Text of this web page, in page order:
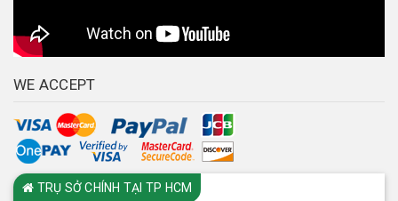
WE ACCEPT
CHI NHÁNH
TRỤ SỞ CHÍNH TẠI TP HCM